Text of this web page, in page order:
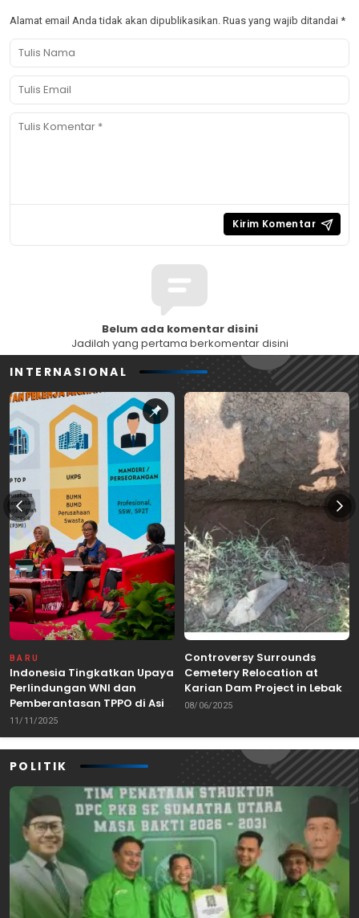
Alamat email Anda tidak akan dipublikasikan. Ruas yang wajib ditandai *
Belum ada komentar disini
Jadilah yang pertama berkomentar disini
INTERNASIONAL
BARU
Indonesia Tingkatkan Upaya
Perlindungan WNI dan
Pemberantasan TPPO di Asia
Tenggara
11/11/2025
Controversy Surrounds
Cemetery Relocation at
Karian Dam Project in Lebak,
Banten
08/06/2025
POLITIK